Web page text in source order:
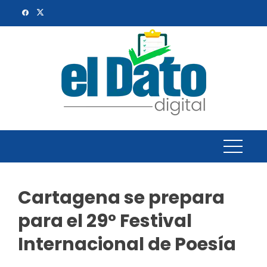
Cartagena se prepara
para el 29° Festival
Internacional de Poesía